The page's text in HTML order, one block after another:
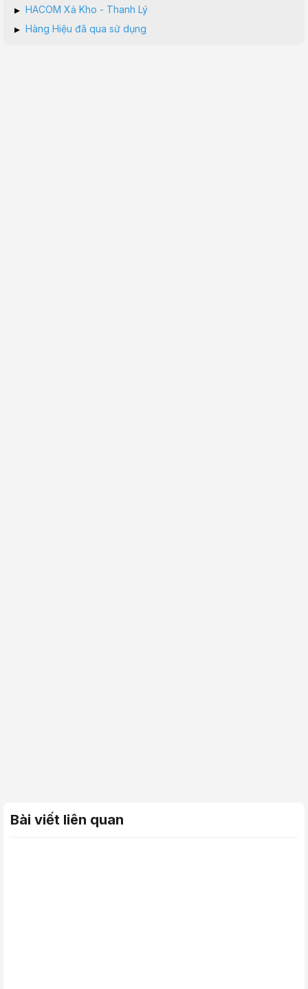
▸ HACOM Xả Kho - Thanh Lý
▸ Hàng Hiệu đã qua sử dụng
Bài viết liên quan